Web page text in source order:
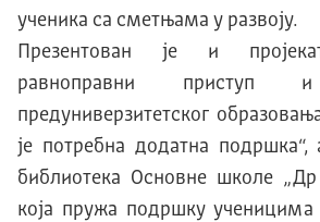
ученика са сметњама у развоју.
Презентован је и
равноправни приступ
предуниверзитетског
је потребна додатна подршка“,
библиотека Основне школе „Др
која пружа подршку